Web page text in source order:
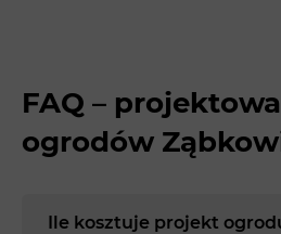
FAQ –
ogrodów
Ile kosztuje projekt